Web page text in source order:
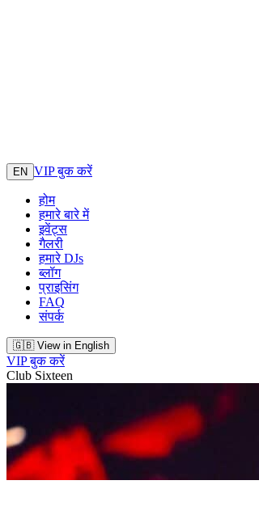
EN VIP बुक करें
होम
हमारे बारे में
इवेंट्स
गैलरी
हमारे DJs
ब्लॉग
प्राइसिंग
FAQ
संपर्क
🇬🇧 View in English
VIP बुक करें
Club Sixteen